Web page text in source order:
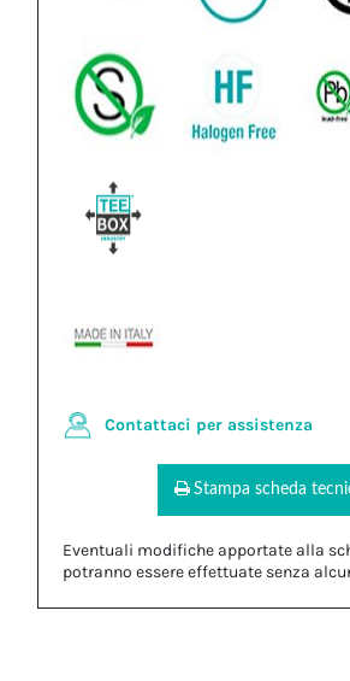
Contattaci per assistenza
Stampa scheda
Eventuali modifiche apportate alla
potranno essere effettuate senza